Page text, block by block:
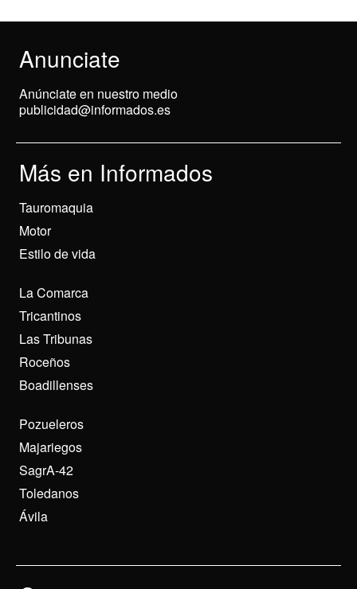
Anunciate
Anúnciate en nuestro medio
publicidad@informados.es
Más en Informados
Tauromaquia
Motor
Estilo de vida
La Comarca
Tricantinos
Las Tribunas
Roceños
Boadillenses
Pozueleros
Majariegos
SagrA-42
Toledanos
Ávila